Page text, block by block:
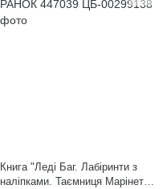
Книга "Леді Баг. Лабіринти з
наліпками. Таємниця Марінет"